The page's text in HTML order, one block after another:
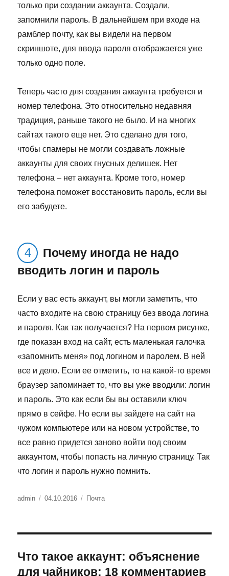
только при создании аккаунта. Создали,
запомнили пароль. В дальнейшем при входе на
рамблер почту, как вы видели на первом
скриншоте, для ввода пароля отображается уже
только одно поле.
Теперь часто для создания аккаунта требуется и
номер телефона. Это относительно недавняя
традиция, раньше такого не было. И на многих
сайтах такого еще нет. Это сделано для того,
чтобы спамеры не могли создавать ложные
аккаунты для своих гнусных делишек. Нет
телефона – нет аккаунта. Кроме того, номер
телефона поможет восстановить пароль, если вы
его забудете.
Почему иногда не надо
вводить логин и пароль
Если у вас есть аккаунт, вы могли заметить, что
часто входите на свою страницу без ввода логина
и пароля. Как так получается? На первом рисунке,
где показан вход на сайт, есть маленькая галочка
«запомнить меня» под логином и паролем. В ней
все и дело. Если ее отметить, то на какой-то время
браузер запоминает то, что вы уже вводили: логин
и пароль. Это как если бы вы оставили ключ
прямо в сейфе. Но если вы зайдете на сайт на
чужом компьютере или на новом устройстве, то
все равно придется заново войти под своим
аккаунтом, чтобы попасть на личную страницу. Так
что логин и пароль нужно помнить.
Автор
admin Опубликовано
04.10.2016 Рубрики
Почта
Что такое аккаунт: объяснение
для чайников: 18 комментариев